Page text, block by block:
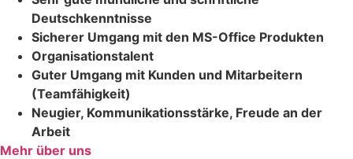
Deutschkenntnisse
Sicherer Umgang mit den MS-Office Produkten
Organisationstalent
Guter Umgang mit Kunden und Mitarbeitern
(Teamfähigkeit)
Neugier, Kommunikationsstärke, Freude an der
Arbeit
Mehr über uns